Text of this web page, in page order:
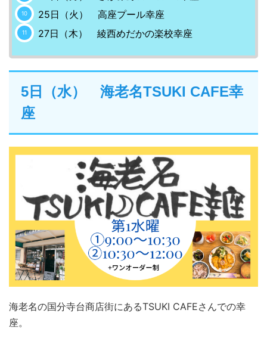
25日（火） 高座プール幸座
27日（木） 綾西めだかの楽校幸座
5日（水） 海老名TSUKI CAFE幸
座
海老名の国分寺台商店街にあるTSUKI CAFEさんでの幸
座。